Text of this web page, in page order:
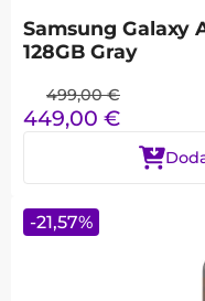
Samsung Galaxy
128GB Gray
499,00 €
449,00 €
-21,57%